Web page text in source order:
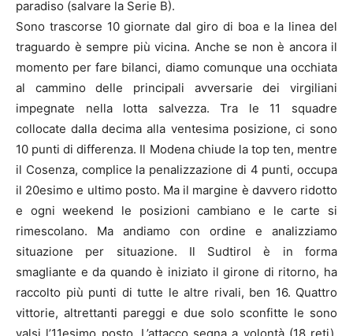
paradiso (salvare la Serie B).
Sono trascorse 10 giornate dal giro di boa e la linea del
traguardo è sempre più vicina. Anche se non è ancora il
momento per fare bilanci, diamo comunque una occhiata
al cammino delle principali avversarie dei virgiliani
impegnate nella lotta salvezza. Tra le 11 squadre
collocate dalla decima alla ventesima posizione, ci sono
10 punti di differenza. Il Modena chiude la top ten, mentre
il Cosenza, complice la penalizzazione di 4 punti, occupa
il 20esimo e ultimo posto. Ma il margine è davvero ridotto
e ogni weekend le posizioni cambiano e le carte si
rimescolano. Ma andiamo con ordine e analizziamo
situazione per situazione. Il Sudtirol è in forma
smagliante e da quando è iniziato il girone di ritorno, ha
raccolto più punti di tutte le altre rivali, ben 16. Quattro
vittorie, altrettanti pareggi e due solo sconfitte le sono